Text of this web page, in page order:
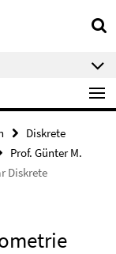
Diskrete
Prof. Günter M.
Diskrete